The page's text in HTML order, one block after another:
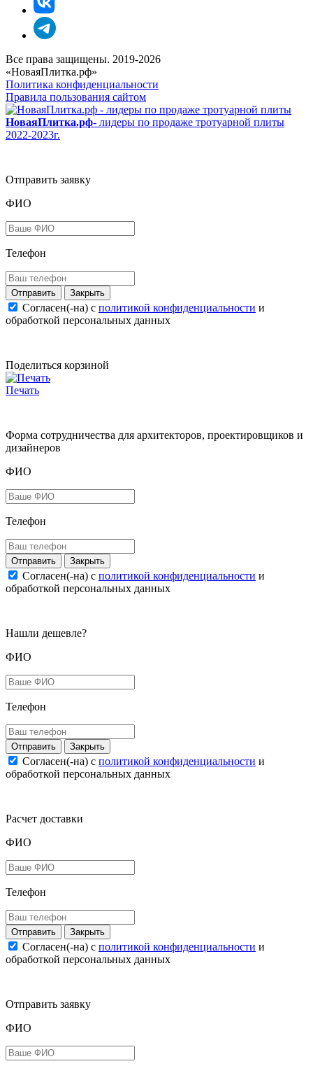
Все права защищены. 2019-2026
«НоваяПлитка.рф»
Политика конфиденциальности
Правила пользования сайтом
НоваяПлитка.рф- лидеры по продаже тротуарной плиты
2022-2023г.
Отправить заявку
ФИО
Телефон
Закрыть
Согласен(-на) c политикой конфиденциальности и
обработкой персональных данных
Поделиться корзиной
Печать
Форма сотрудничества для архитекторов, проектировщиков и
дизайнеров
ФИО
Телефон
Закрыть
Согласен(-на) c политикой конфиденциальности и
обработкой персональных данных
Нашли дешевле?
ФИО
Телефон
Закрыть
Согласен(-на) c политикой конфиденциальности и
обработкой персональных данных
Расчет доставки
ФИО
Телефон
Закрыть
Согласен(-на) c политикой конфиденциальности и
обработкой персональных данных
Отправить заявку
ФИО